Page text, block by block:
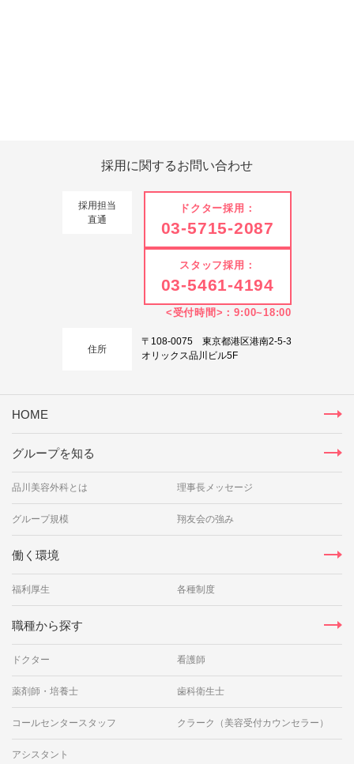
採用に関するお問い合わせ
採用担当
直通
ドクター採用：
03-5715-2087
スタッフ採用：
03-5461-4194
<受付時間>：9:00~18:00
住所
〒108-0075 東京都港区港南2-5-3
オリックス品川ビル5F
HOME
グループを知る
品川美容外科とは 理事長メッセージ
グループ規模 翔友会の強み
働く環境
福利厚生 各種制度
職種から探す
ドクター 看護師
薬剤師・培養士 歯科衛生士
コールセンタースタッフ クラーク（美容受付カウンセラー）
アシスタント